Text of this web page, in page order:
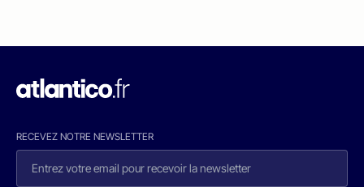
RECEVEZ NOTRE NEWSLETTER